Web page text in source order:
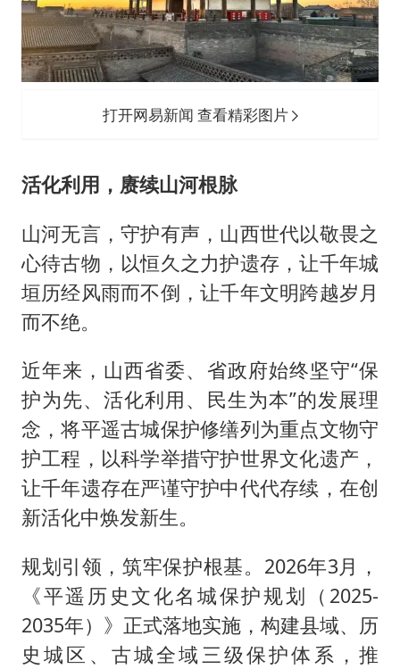
打开网易新闻 查看精彩图片
活化利用，赓续山河根脉
山河无言，守护有声，山西世代以敬畏之
心待古物，以恒久之力护遗存，让千年城
垣历经风雨而不倒，让千年文明跨越岁月
而不绝。
近年来，山西省委、省政府始终坚守“保
护为先、活化利用、民生为本”的发展理
念，将平遥古城保护修缮列为重点文物守
护工程，以科学举措守护世界文化遗产，
让千年遗存在严谨守护中代代存续，在创
新活化中焕发新生。
规划引领，筑牢保护根基。2026年3月，
《平遥历史文化名城保护规划（2025-
2035年）》正式落地实施，构建县域、历
史城区、古城全域三级保护体系，推